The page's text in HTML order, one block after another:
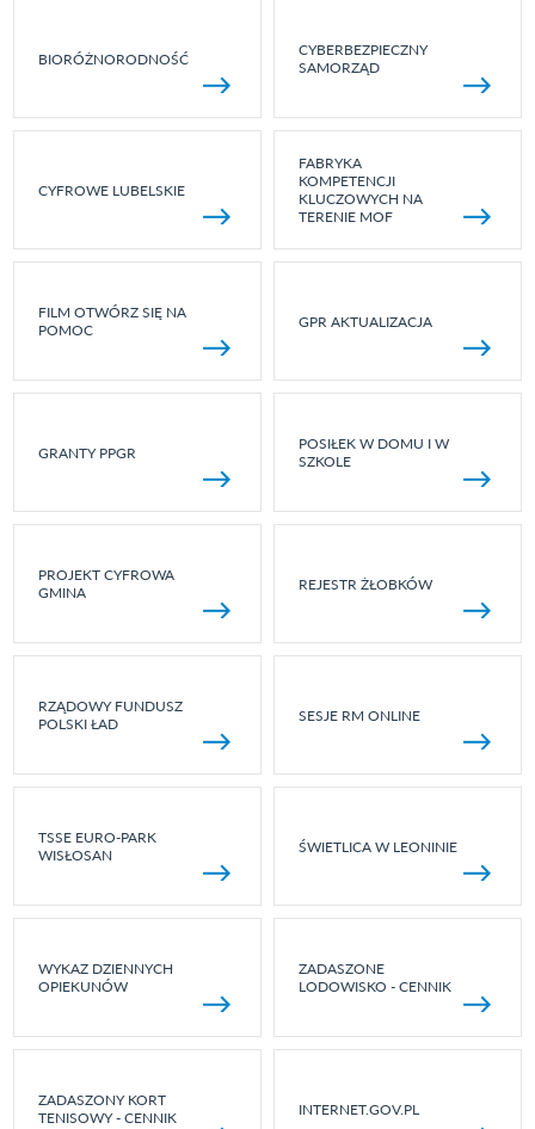
BIORÓŻNORODNOŚĆ
CYBERBEZPIECZNY
SAMORZĄD
CYFROWE LUBELSKIE
FABRYKA
KOMPETENCJI
KLUCZOWYCH NA
TERENIE MOF
FILM OTWÓRZ SIĘ NA
POMOC
GPR AKTUALIZACJA
GRANTY PPGR
POSIŁEK W DOMU I W
SZKOLE
PROJEKT CYFROWA
GMINA
REJESTR ŻŁOBKÓW
RZĄDOWY FUNDUSZ
POLSKI ŁAD
SESJE RM ONLINE
TSSE EURO-PARK
WISŁOSAN
ŚWIETLICA W LEONINIE
WYKAZ DZIENNYCH
OPIEKUNÓW
ZADASZONE
LODOWISKO - CENNIK
ZADASZONY KORT
TENISOWY - CENNIK
INTERNET.GOV.PL